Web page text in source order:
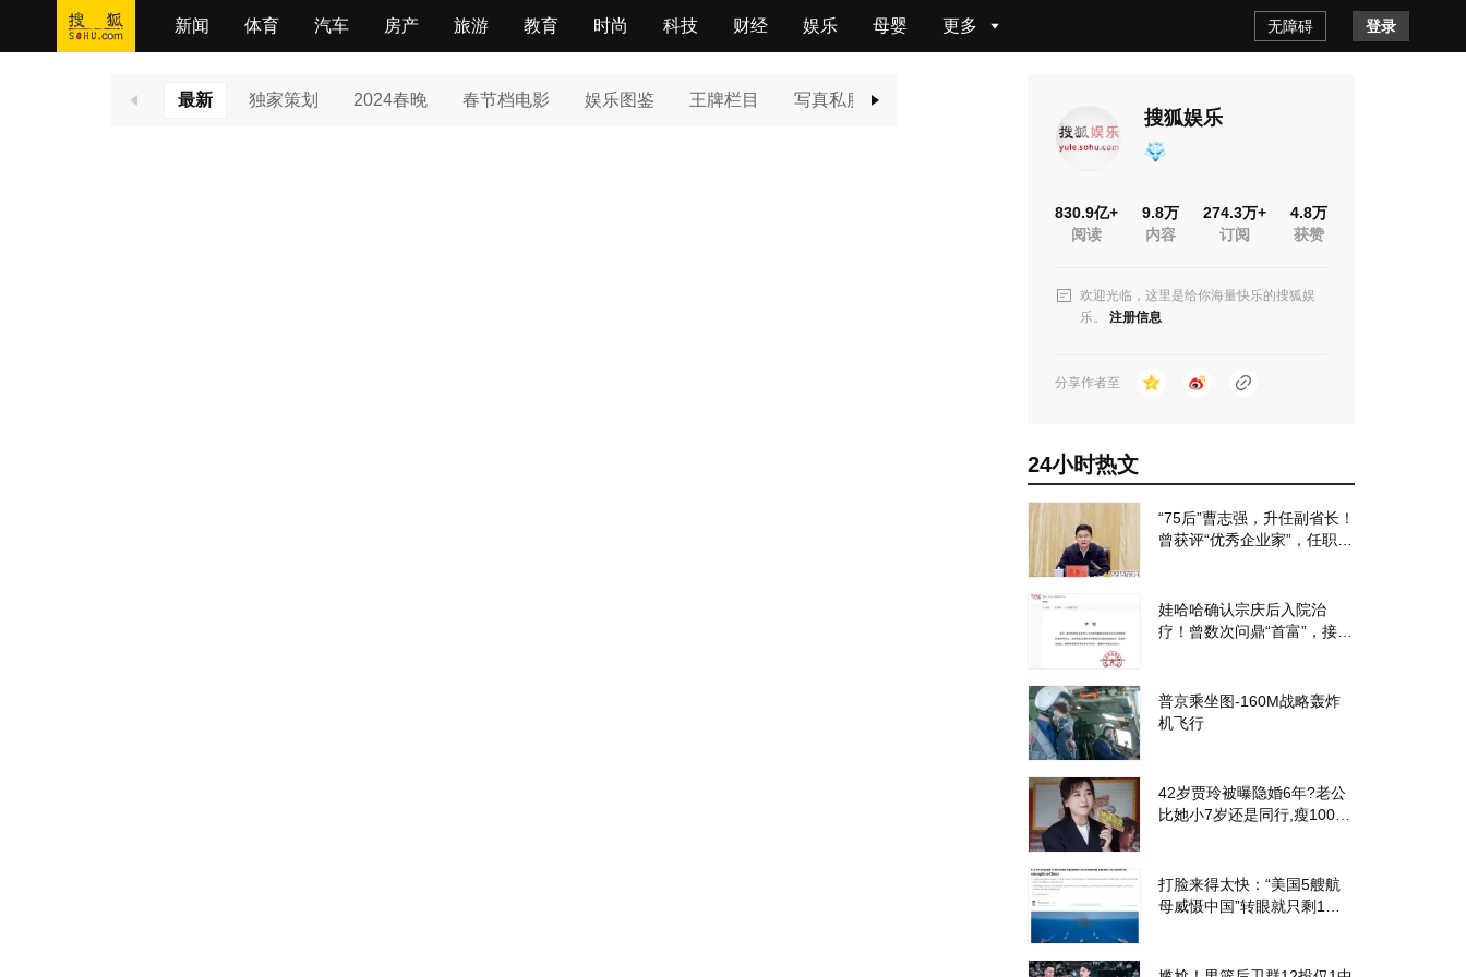
新闻 体育 汽车 房产 旅游 教育 时尚 科技 财经 娱乐 母婴 更多 登录
无障碍
最新 独家策划 2024春晚 春节档电影 娱乐图鉴 王牌栏目 写真私服
搜狐娱乐
830.9亿+
阅读
9.8万
内容
274.3万+
订阅
4.8万
获赞
欢迎光临，这里是给你海量快乐的搜狐娱
乐。
注册信息
分享作者至
24小时热文
“75后”曹志强，升任副省长！
曾获评“优秀企业家”，任职企
娃哈哈确认宗庆后入院治
疗！曾数次问鼎“首富”，接班
普京乘坐图-160M战略轰炸
机飞行
42岁贾玲被曝隐婚6年?老公
比她小7岁还是同行,瘦100斤
打脸来得太快：“美国5艘航
母威慑中国”转眼就只剩1艘